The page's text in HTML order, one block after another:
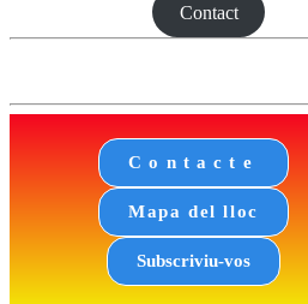
Contact
Contacte
Mapa del lloc
Subscriviu-vos